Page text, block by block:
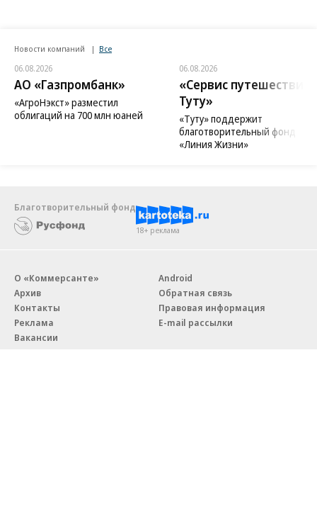
Новости компаний Все
06.08.2026
АО «Газпромбанк»
«АгроНэкст» разместил
облигаций на 700 млн юаней
06.08.2026
«Сервис путешествий
Туту»
«Туту» поддержит
благотворительный фонд
«Линия Жизни»
Благотворительный фонд
18+ реклама
О «Коммерсанте»
Архив
Контакты
Реклама
Вакансии
Android
Обратная связь
Правовая информация
E-mail рассылки